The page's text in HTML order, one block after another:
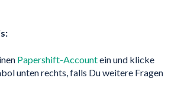
Papershift-Accountein und klicke
unten rechts, falls Du weitere Fragen